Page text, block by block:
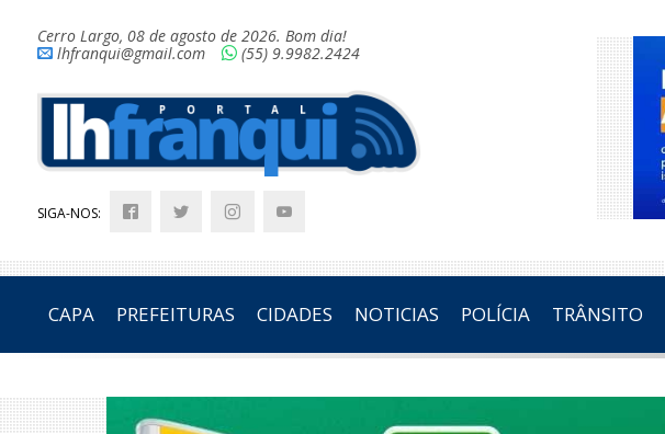
Cerro Largo, 08 de agosto de 2026. Bom dia!
lhfranqui@gmail.com
(55) 9.9982.2424
SIGA-NOS:
CAPA PREFEITURAS CIDADES NOTICIAS POLÍCIA TRÂNSITO